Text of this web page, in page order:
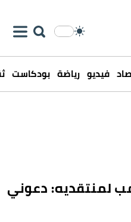
فيديو رياضة بودكاست
لمنتقديه: دعوني